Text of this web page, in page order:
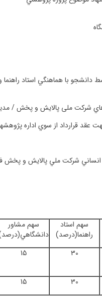
دانشجو با هماهنگي استاد
هاي شرکت ملی پالایش و پخش /
قرارداد از سوي اداره
شركت ملي پالايش و پخش
سهم استاد
راهنما(درصد)
سهم مشاور
30
15
30
15